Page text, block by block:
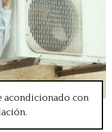
acondicionado con